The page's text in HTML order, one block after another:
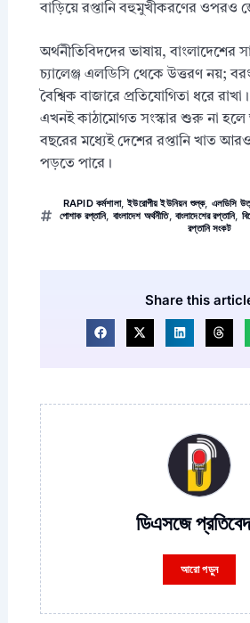
বাড়িয়ে রপ্তানি বহুমুখীকরণের ওপরও
অর্থনীতিবিদদের ভাষায়, বাংলাদেশের
চ্যালেঞ্জ এলডিসি থেকে উত্তরণ নয়;
বৈশ্বিক বাজারে প্রতিযোগিতা ধরে
এখনই কাঠামোগত সংস্কার শুরু না
বছরের মধ্যেই দেশের রপ্তানি খাত
পড়তে পারে।
RAPID কর্মশালা,ইউরোপীয় ইউনিয়ন শুল্ক, এলডিসি
পোশাক রপ্তানি, বাংলাদেশ অর্থনীতি,বাংলাদেশের রপ্তানি,
রপ্তানি সংকট
Share this
ডিএসজে
আরো পড়ুন